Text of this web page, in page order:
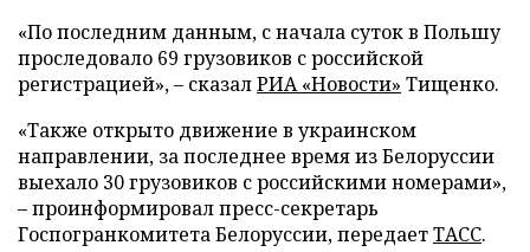
«По последним данным, с начала суток в Польшу
проследовало 69 грузовиков с российской
регистрацией», – сказалРИА «Новости» Тищенко.
«Также открыто движение в украинском
направлении, за последнее время из Белоруссии
выехало 30 грузовиков с российскими номерами»,
– проинформировал пресс-секретарь
Госпогранкомитета Белоруссии, передаетТАСС.